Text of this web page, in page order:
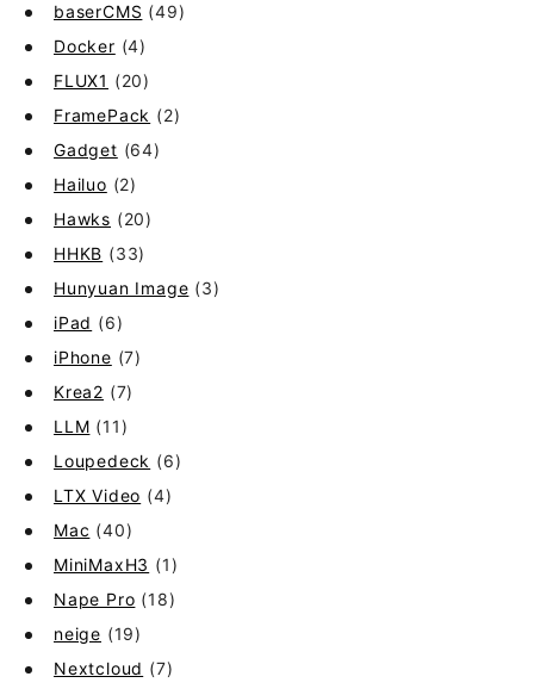
baserCMS (49)
Docker (4)
FLUX1 (20)
FramePack (2)
Gadget (64)
Hailuo (2)
Hawks (20)
HHKB (33)
Hunyuan Image (3)
iPad (6)
iPhone (7)
Krea2 (7)
LLM (11)
Loupedeck (6)
LTX Video (4)
Mac (40)
MiniMaxH3 (1)
Nape Pro (18)
neige (19)
Nextcloud (7)